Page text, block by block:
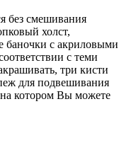
без смешивания
холст,
баночки с акриловыми
с теми
три кисти
для подвешивания
котором Вы можете